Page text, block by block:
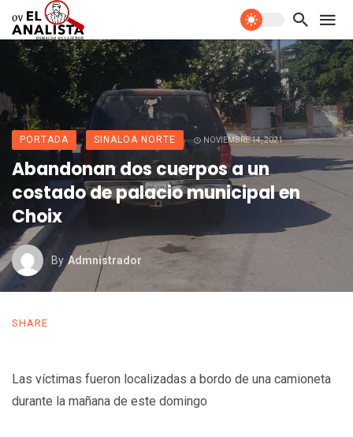
PORTADA SINALOA NORTE NOVIEMBRE 14, 2021
Abandonan dos cuerpos a un
costado de palacio municipal en
Choix
By Admnistrador
SHARE
Las víctimas fueron localizadas a bordo de una camioneta
durante la mañana de este domingo